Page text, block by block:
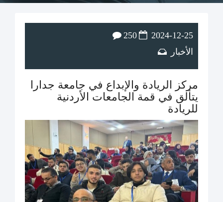
2024-12-25
الأخبار
250
مركز الريادة والإبداع في جامعة جدارا
يتألق في قمة الجامعات الأردنية
للريادة